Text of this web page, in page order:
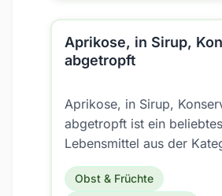
Aprikose, in Sirup,
abgetropft
Aprikose, in Sirup,
abgetropft ist ein beliebtes
Lebensmittel aus der
Früchte/Früchte gekocht
Konserven). Aber ist es
Obst & Früchte